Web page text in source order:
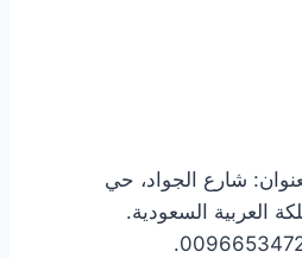
شارع الجواد، حي
العربية السعودية.